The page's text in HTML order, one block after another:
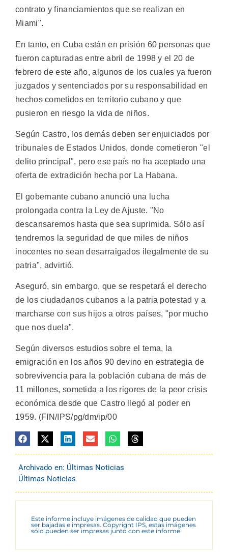
contrato y financiamientos que se realizan en
Miami".
En tanto, en Cuba están en prisión 60 personas que
fueron capturadas entre abril de 1998 y el 20 de
febrero de este año, algunos de los cuales ya fueron
juzgados y sentenciados por su responsabilidad en
hechos cometidos en territorio cubano y que
pusieron en riesgo la vida de niños.
Según Castro, los demás deben ser enjuiciados por
tribunales de Estados Unidos, donde cometieron "el
delito principal", pero ese país no ha aceptado una
oferta de extradición hecha por La Habana.
El gobernante cubano anunció una lucha
prolongada contra la Ley de Ajuste. "No
descansaremos hasta que sea suprimida. Sólo así
tendremos la seguridad de que miles de niños
inocentes no sean desarraigados ilegalmente de su
patria", advirtió.
Aseguró, sin embargo, que se respetará el derecho
de los ciudadanos cubanos a la patria potestad y a
marcharse con sus hijos a otros países, "por mucho
que nos duela".
Según diversos estudios sobre el tema, la
emigración en los años 90 devino en estrategia de
sobrevivencia para la población cubana de más de
11 millones, sometida a los rigores de la peor crisis
económica desde que Castro llegó al poder en
1959. (FIN/IPS/pg/dm/ip/00
Archivado en: Últimas Noticias
Últimas Noticias
Este informe incluye imágenes de calidad que pueden
ser bajadas e impresas. Copyright IPS, estas imágenes
sólo pueden ser impresas junto con este informe